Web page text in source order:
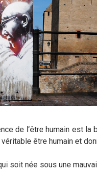
de l’être humain est
véritable être humain et
soit née sous une